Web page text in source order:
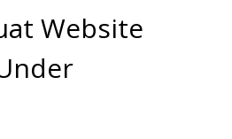
Website